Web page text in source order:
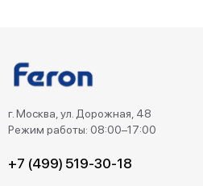
г. Москва, ул. Дорожная, 48
Режим работы: 08:00–17:00
+7 (499) 519-30-18